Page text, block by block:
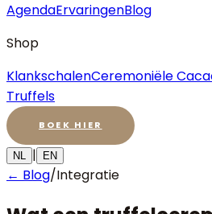
AgendaErvaringenBlog
Shop
KlankschalenCeremoniële
Truffels
BOEK HIER
NL | EN
← Blog/Integratie